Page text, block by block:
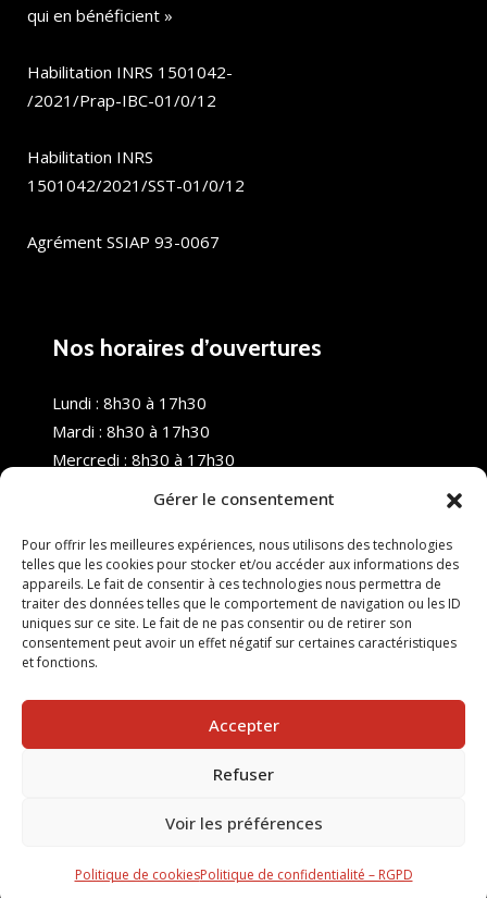
Gérer le consentement
Pour offrir les meilleures expériences, nous utilisons des technologies
telles que les cookies pour stocker et/ou accéder aux informations des
appareils. Le fait de consentir à ces technologies nous permettra de
traiter des données telles que le comportement de navigation ou les ID
uniques sur ce site. Le fait de ne pas consentir ou de retirer son
consentement peut avoir un effet négatif sur certaines caractéristiques
et fonctions.
Accepter
Refuser
Voir les préférences
Politique de cookiesPolitique de confidentialité – RGPD
qui en bénéficient »
Habilitation INRS 1501042-
/2021/Prap-IBC-01/0/12
Habilitation INRS
1501042/2021/SST-01/0/12
Agrément SSIAP 93-0067
Nos horaires d’ouvertures
Lundi : 8h30 à 17h30
Mardi : 8h30 à 17h30
Mercredi : 8h30 à 17h30
Jeudi : 8h30 à 17h30
Samedi : Fermé
Dimanche : Fermé
© 2025 Nouvel R Formation - TOUS DROITS RÉSERVÉS -
SITE RÉALISÉ PAR :INGÉNIERIE TECH